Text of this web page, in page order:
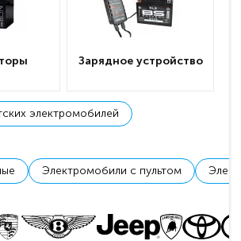
Зарядное устройство
электромобилей
Электромобили с пультом